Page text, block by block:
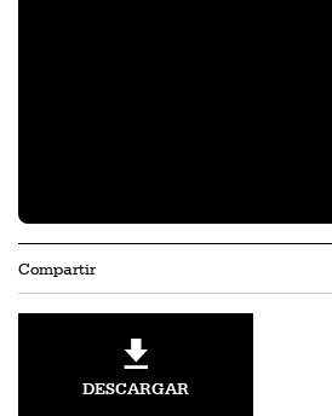
Compartir
DESCARGAR